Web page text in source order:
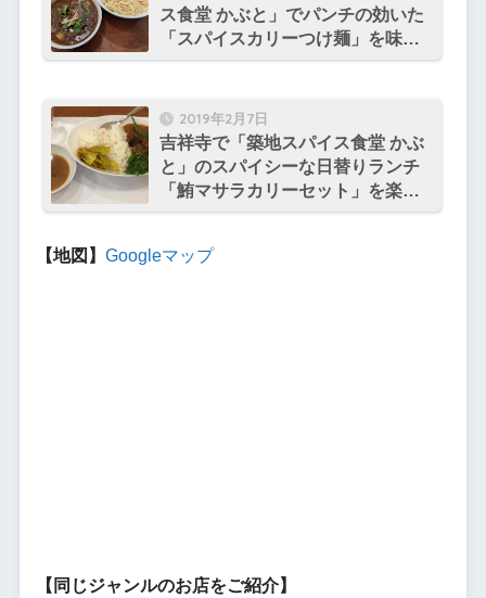
ス食堂 かぶと」でパンチの効いた
「スパイスカリーつけ麺」を味わ
う
2019年2月7日
吉祥寺で「築地スパイス食堂 かぶ
と」のスパイシーな日替りランチ
「鮪マサラカリーセット」を楽し
む …店名変更
【地図】 Googleマップ
【同じジャンルのお店をご紹介】